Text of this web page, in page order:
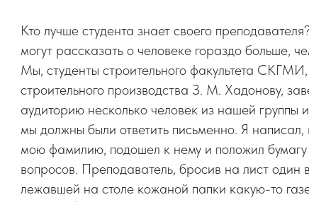
Кто лучше студента знает своего
могут рассказать о человеке гораздо больше,
Мы, студенты строительного факультета
строительного производства З. М. Хадонову,
аудиторию несколько человек из нашей
мы должны были ответить письменно. Я
мою фамилию, подошел к нему и положил
вопросов. Преподаватель, бросив на лист один
лежавшей на столе кожаной папки какую-то